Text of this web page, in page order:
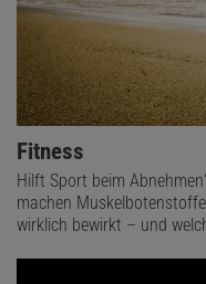
Fitness
Hilft Sport beim
machen
wirklich bewirkt – und